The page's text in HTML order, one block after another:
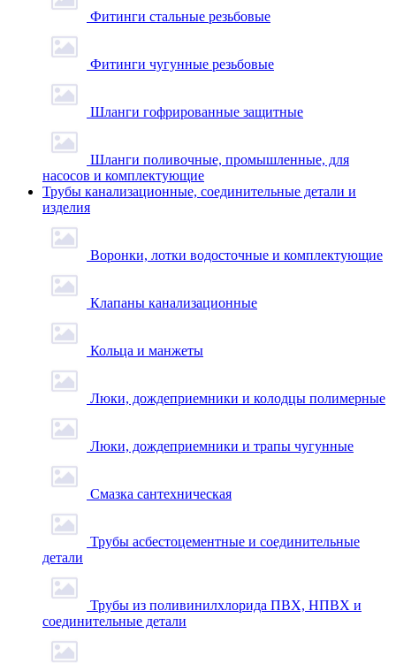
Фитинги стальные резьбовые
Фитинги чугунные резьбовые
Шланги гофрированные защитные
Шланги поливочные, промышленные, для
насосов и комплектующие
Трубы канализационные, соединительные детали и
изделия
Воронки, лотки водосточные и комплектующие
Клапаны канализационные
Кольца и манжеты
Люки, дождеприемники и колодцы полимерные
Люки, дождеприемники и трапы чугунные
Смазка сантехническая
Трубы асбестоцементные и соединительные
детали
Трубы из поливинилхлорида ПВХ, НПВХ и
соединительные детали